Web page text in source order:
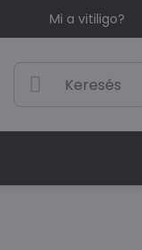
Mi a vitiligo?